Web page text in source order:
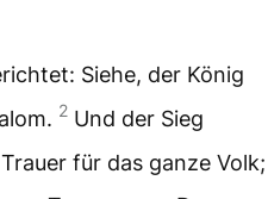
Siehe, der König
2 Und der Sieg
für das ganze Volk;